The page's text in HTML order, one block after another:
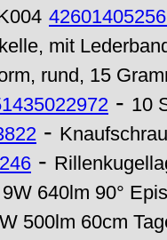
mit
rund, 15
- 10
-
-
640lm 90°
500lm 60cm